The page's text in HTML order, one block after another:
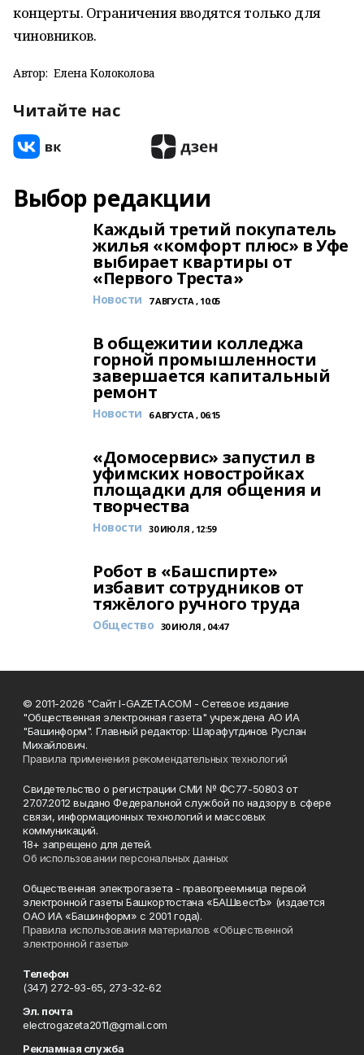
концерты. Ограничения вводятся только для
чиновников.
Автор: Елена Колоколова
Читайте нас
Выбор редакции
Каждый третий покупатель
жилья «комфорт плюс» в Уфе
выбирает квартиры от
«Первого Треста»
Новости 7 АВГУСТА , 10:05
В общежитии колледжа
горной промышленности
завершается капитальный
ремонт
Новости 6 АВГУСТА , 06:15
«Домосервис» запустил в
уфимских новостройках
площадки для общения и
творчества
Новости 30 ИЮЛЯ , 12:59
Робот в «Башспирте»
избавит сотрудников от
тяжёлого ручного труда
Общество 30 ИЮЛЯ , 04:47
© 2011-2026 "Сайт I-GAZETA.COM - Сетевое издание
"Общественная электронная газета" учреждена АО ИА
"Башинформ". Главный редактор: Шарафутдинов Руслан
Михайлович.
Правила применения рекомендательных технологий
Свидетельство о регистрации СМИ № ФС77-50803 от
27.07.2012 выдано Федеральной службой по надзору в сфере
связи, информационных технологий и массовых
коммуникаций.
18+ запрещено для детей.
Об использовании персональных данных
Общественная электрогазета - правопреемница первой
электронной газеты Башкортостана «БАШвестЪ» (издается
ОАО ИА «Башинформ» с 2001 года).
Правила использования материалов «Общественной
электронной газеты»
Телефон
(347) 272-93-65, 273-32-62
Эл. почта
electrogazeta2011@gmail.com
Рекламная служба